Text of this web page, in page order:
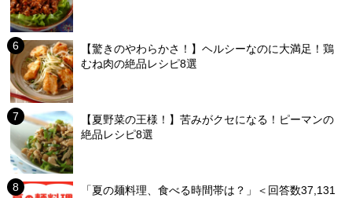
【驚きのやわらかさ！】ヘルシーなのに大満足！鶏
むね肉の絶品レシピ8選
【夏野菜の王様！】苦みがクセになる！ピーマンの
絶品レシピ8選
「夏の麺料理、食べる時間帯は？」＜回答数37,131